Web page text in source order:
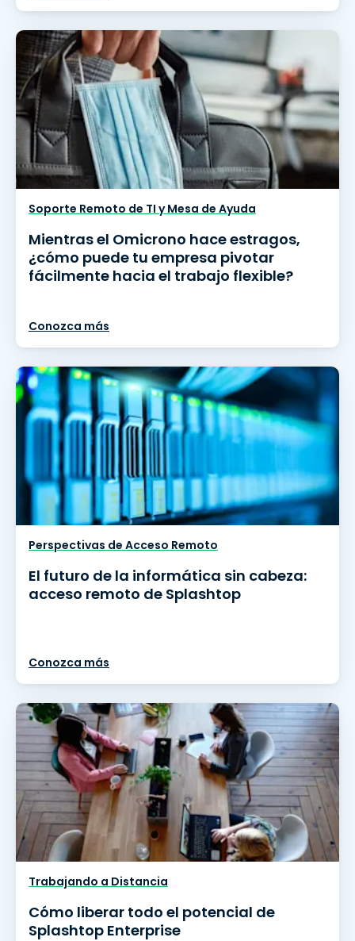
Soporte Remoto de TI y Mesa de Ayuda
Mientras el Omicrono hace estragos,
¿cómo puede tu empresa pivotar
fácilmente hacia el trabajo flexible?
Conozca más
Perspectivas de Acceso Remoto
El futuro de la informática sin cabeza:
acceso remoto de Splashtop
Conozca más
Trabajando a Distancia
Cómo liberar todo el potencial de
Splashtop Enterprise